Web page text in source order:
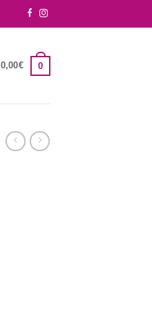
0,00€ 0